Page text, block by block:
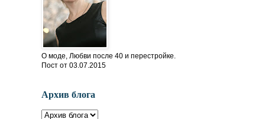
О моде, Любви после 40 и перестройке.
Пост от 03.07.2015
Архив блога